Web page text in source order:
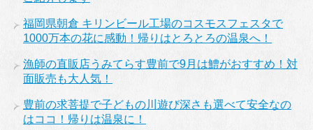
福岡県朝倉 キリンビール工場のコスモスフェスタで
1000万本の花に感動！帰りはとろとろの温泉へ！
漁師の直販店うみてらす豊前で9月は鱧がおすすめ！対
面販売も大人気！
豊前の求菩提で子どもの川遊び深さも選べて安全なの
はココ！帰りは温泉に！